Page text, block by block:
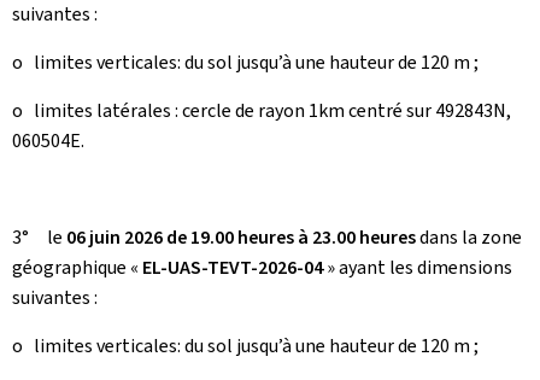
suivantes :
o limites verticales: du sol jusqu’à une hauteur de 120 m ;
o limites latérales : cercle de rayon 1km centré sur 492843N,
060504E.
3° le 06 juin 2026 de 19.00 heures à 23.00 heuresdans la zone
géographique « EL-UAS-TEVT-2026-04» ayant les dimensions
suivantes :
o limites verticales: du sol jusqu’à une hauteur de 120 m ;